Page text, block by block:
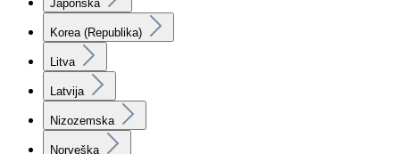
Japonska
Korea (Republika)
Litva
Latvija
Nizozemska
Norveška